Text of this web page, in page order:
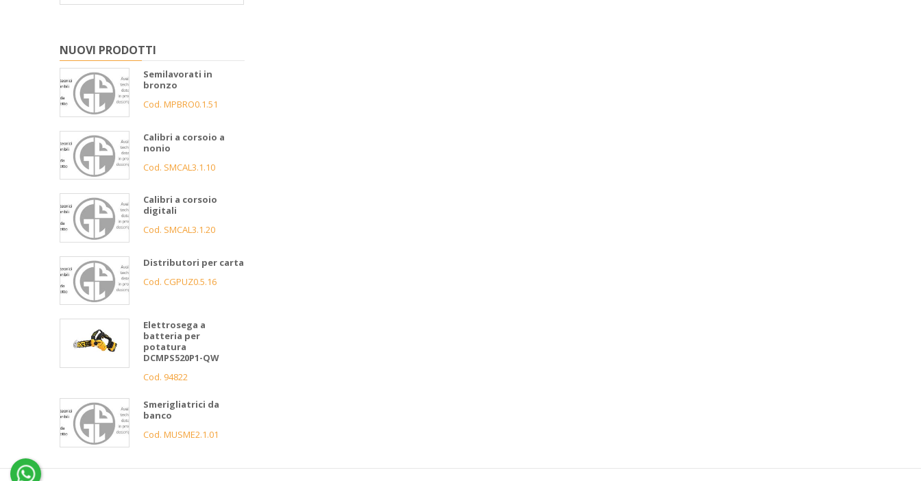
NUOVI PRODOTTI
Semilavorati in
bronzo
Cod. MPBRO0.1.51
Calibri a corsoio a
nonio
Cod. SMCAL3.1.10
Calibri a corsoio
digitali
Cod. SMCAL3.1.20
Distributori per carta
Cod. CGPUZ0.5.16
Elettrosega a
batteria per
potatura
DCMPS520P1-QW
Cod. 94822
Smerigliatrici da
banco
Cod. MUSME2.1.01